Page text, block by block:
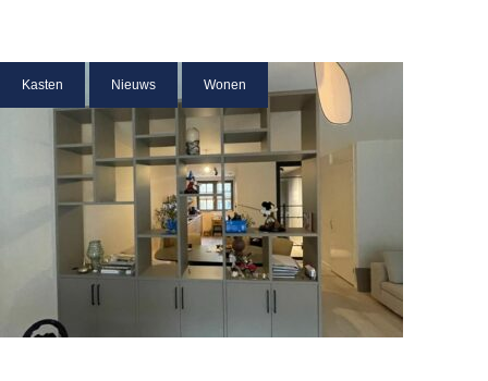
Kasten Nieuws Wonen